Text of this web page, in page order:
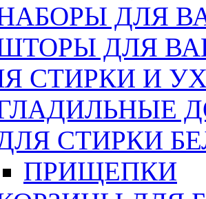
ДЛЯ
ДЛЯ
СТИРКИ И
СТИРКИ
ПРИЩЕПКИ